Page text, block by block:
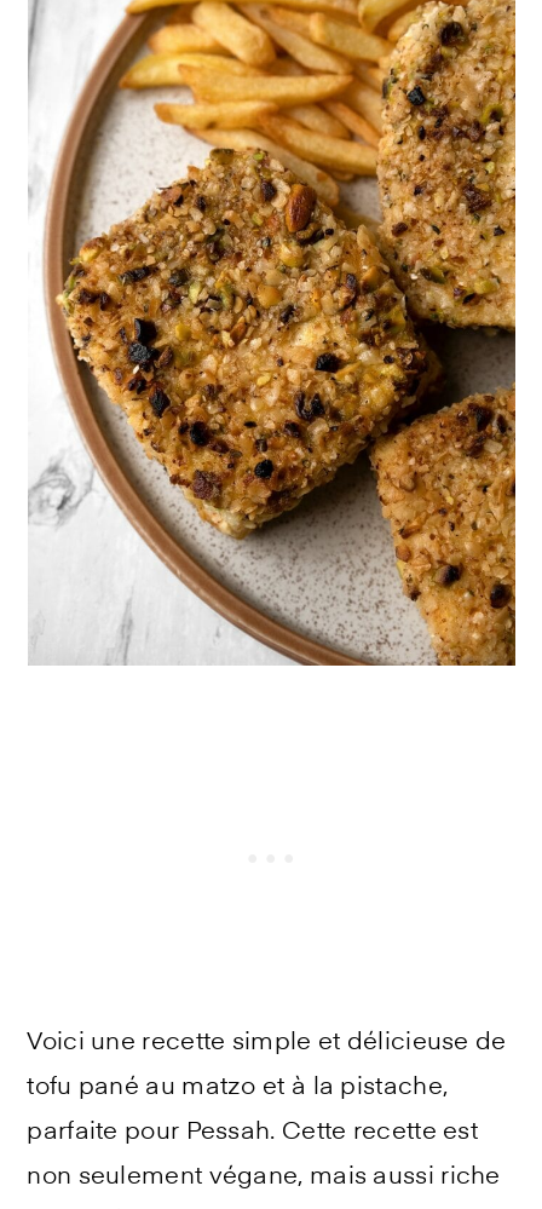
Voici une recette simple et délicieuse de
tofu pané au matzo et à la pistache,
parfaite pour Pessah. Cette recette est
non seulement végane, mais aussi riche